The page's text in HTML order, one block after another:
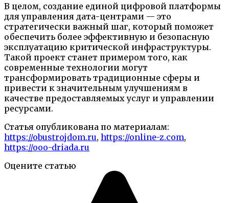
В целом, создание единой цифровой платформы
для управления дата-центрами — это
стратегически важный шаг, который поможет
обеспечить более эффективную и безопасную
эксплуатацию критической инфраструктуры.
Такой проект станет примером того, как
современные технологии могут
трансформировать традиционные сферы и
привести к значительным улучшениям в
качестве предоставляемых услуг и управлении
ресурсами.
Статья опубликована по материалам:
https://obustrojdom.ru, https://online-z.com,
https://ooo-driada.ru
Оцените статью